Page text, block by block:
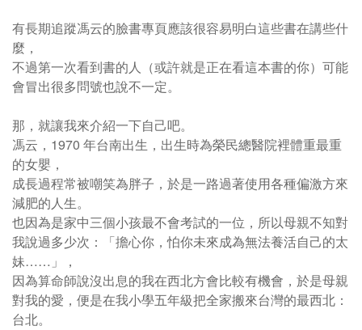
有長期追蹤馮云的臉書專頁應該很容易明白這些書在講些什
麼，
不過第一次看到書的人（或許就是正在看這本書的你）可能
會冒出很多問號也說不一定。
那，就讓我來介紹一下自己吧。
馮云，1970 年台南出生，出生時為榮民總醫院裡體重最重
的女嬰，
成長過程常被嘲笑為胖子，於是一路過著使用各種偏激方來
減肥的人生。
也因為是家中三個小孩最不會考試的一位，所以母親不知對
我說過多少次：「擔心你，怕你未來成為無法養活自己的太
妹……」，
因為算命師說沒出息的我在西北方會比較有機會，於是母親
對我的愛，便是在我小學五年級把全家搬來台灣的最西北：
台北。